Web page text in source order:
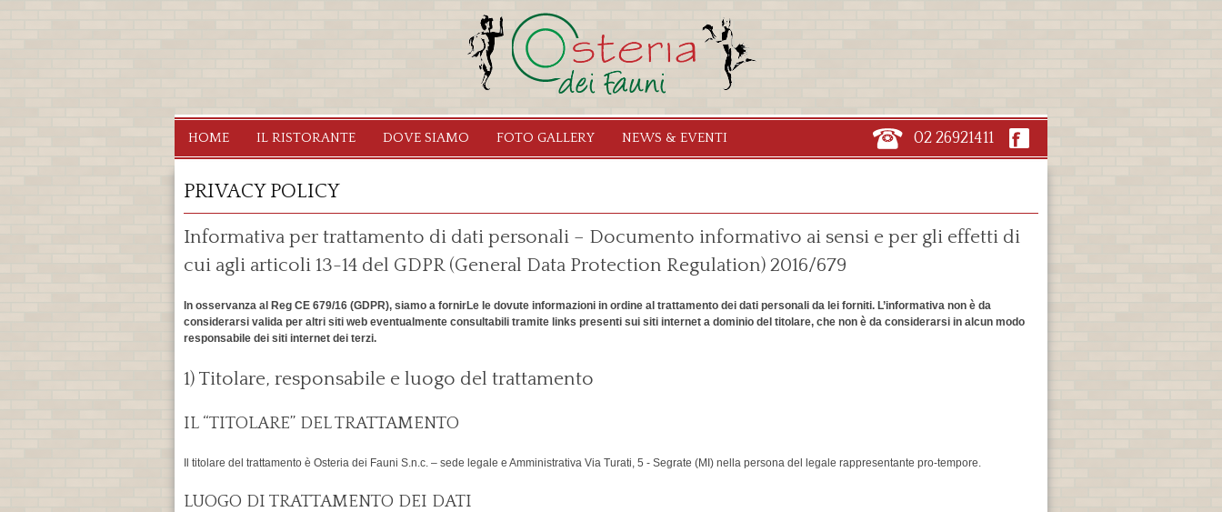
contenuto
principale
Osteria
dei
Fauni
Ristorante
Segrate
HOME IL RISTORANTE DOVE SIAMO FOTO GALLERY NEWS & EVENTI 02 26921411
PRIVACY POLICY
Informativa per trattamento di dati personali – Documento informativo ai sensi e per gli effetti di
cui agli articoli 13-14 del GDPR (General Data Protection Regulation) 2016/679
In osservanza al Reg CE 679/16 (GDPR), siamo a fornirLe le dovute informazioni in ordine al trattamento dei dati personali da lei forniti. L’informativa non è da
considerarsi valida per altri siti web eventualmente consultabili tramite links presenti sui siti internet a dominio del titolare, che non è da considerarsi in alcun modo
responsabile dei siti internet dei terzi.
1) Titolare, responsabile e luogo del trattamento
IL “TITOLARE” DEL TRATTAMENTO
Il titolare del trattamento è Osteria dei Fauni S.n.c. – sede legale e Amministrativa Via Turati, 5 - Segrate (MI) nella persona del legale rappresentante pro-tempore.
LUOGO DI TRATTAMENTO DEI DATI